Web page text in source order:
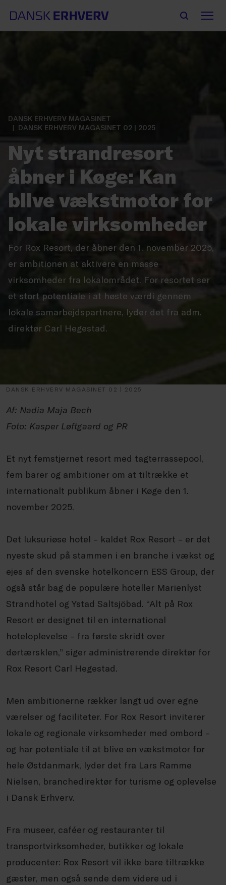
DANSK ERHVERV MAGASINET
DANSK ERHVERV MAGASINET 02 | 2025
Nyt strandresort
åbner i Køge: Kan
blive vækstmotor for
lokale virksomheder
For Rox Resort, der åbner den 1. november 2025,
er ambitionen at aktivere en masse
virksomheder fra lokalområdet. For resortet ser
et stort potentiale i at høste værdi gennem
lokale samarbejdspartnere, lyder det fra adm.
direktør Carl Hegestad.
DANSK ERHVERV MAGASINET 02 | 2025
Af: Nadia Maja Bech
Foto: Kasper Løftgaard og PR
Et nyt femstjernet resort med tagterrassepool,
fem barer og ambitioner om at tiltrække et
internationalt publikum åbner i Køge den 1.
november 2025.
Det luksuriøse hotel – kaldet Rox Resort – er det
nyeste skud på stammen i en branche i vækst og
ejes af den svenske hotelkoncern ESS Group, der
også står bag de populære hoteller Marienlyst
Strandhotel og Ystad Saltsjöbad. “Alt på Rox
Resort er designet til en international
hoteloplevelse – fra første skridt over
dørtærsklen,” siger administrerende direktør for
Rox Resort Carl Hegestad.
Men ambitionerne rækker langt ud over egne
værelser og faciliteter. For Rox Resort inviterer
lokale og regionale virksomheder med ombord –
og har potentiale til at blive en vækstmotor for
hele Østdanmark, lyder det fra Lars Ramme
Nielsen, branchedirektør for turisme og oplevelse
i Dansk Erhverv.
Fra museer, caféer og restauranter til
transportvirksomheder, butikker og lokale
producenter: Rox Resort vil ikke bare tiltrække
gæster, men også sende dem videre ud i